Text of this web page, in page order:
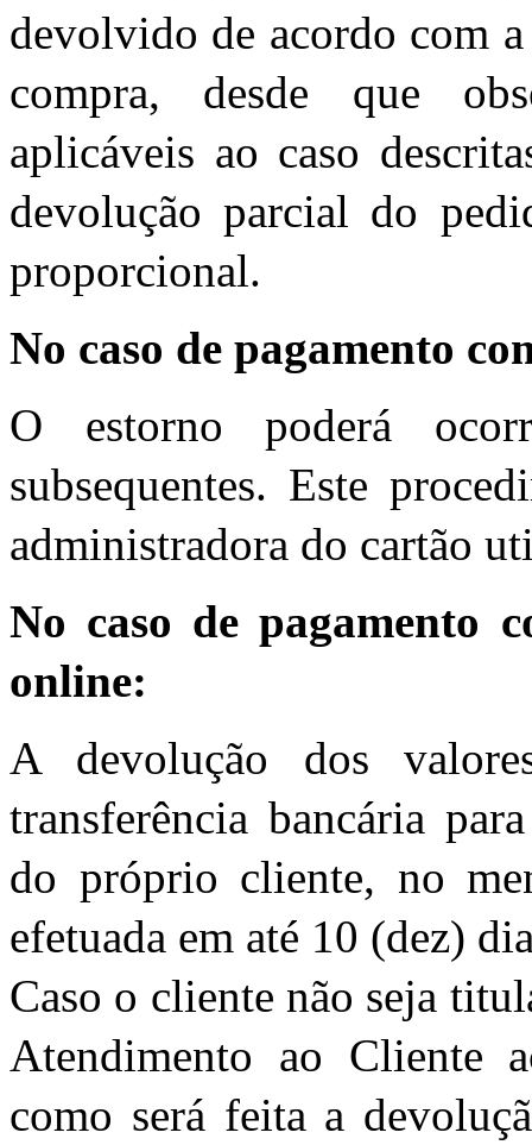
devolvido de acordo com
compra, desde que
aplicáveis ao caso
devolução parcial do
proporcional.
No caso de pagamento
O estorno poderá
subsequentes. Este
administradora do cartão
No caso de pagamento
online:
A devolução dos
transferência bancária
do próprio cliente, no
efetuada em até 10 (dez)
Caso o cliente não seja
Atendimento ao Cliente
como será feita a